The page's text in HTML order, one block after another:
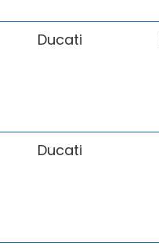
Ducati
Ducati